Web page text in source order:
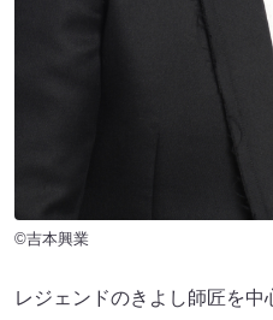
©吉本興業
レジェンドのきよし師匠を